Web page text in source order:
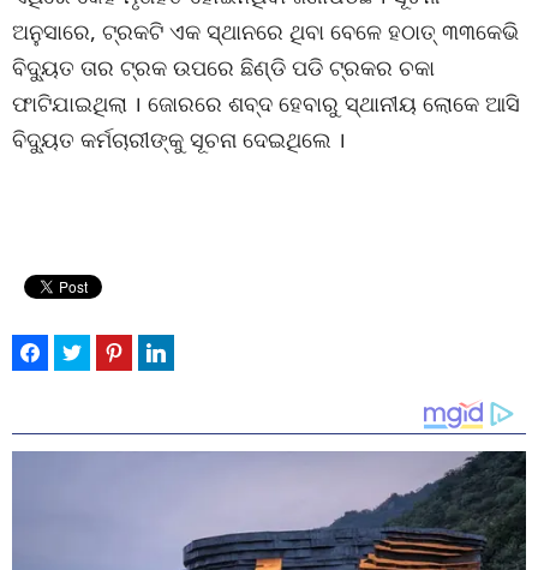
ଅନୁସାରେ, ଟ୍ରକଟି ଏକ ସ୍ଥାନରେ ଥିବା ବେଳେ ହଠାତ୍ ୩୩କେଭି
ବିଦ୍ୟୁତ ତାର ଟ୍ରକ ଉପରେ ଛିଣ୍ଡି ପଡି ଟ୍ରକର ଚକା
ଫାଟିଯାଇଥିଲା । ଜୋରରେ ଶବ୍ଦ ହେବାରୁ ସ୍ଥାନୀୟ ଲୋକେ ଆସି
ବିଦ୍ୟୁତ କର୍ମଚାରୀଙ୍କୁ ସୂଚନା ଦେଇଥିଲେ ।